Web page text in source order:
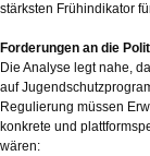
stärksten Frühindikator
Forderungen an die
Die Analyse legt nahe,
auf
Regulierung müssen
konkrete und
wären: